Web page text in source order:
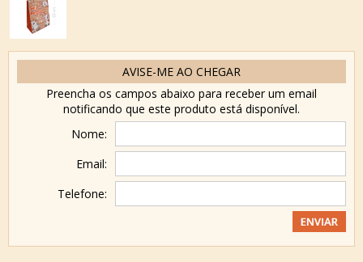
AVISE-ME AO CHEGAR
Preencha os campos abaixo para receber um email
notificando que este produto está disponível.
Nome:
Email:
Telefone: